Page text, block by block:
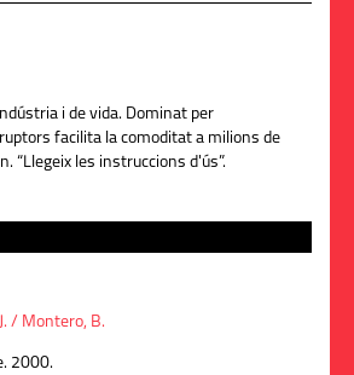
i de vida. Dominat per
facilita la comoditat a milions de
“Llegeix les instruccions d'ús”.
/ Montero, B.
2000.